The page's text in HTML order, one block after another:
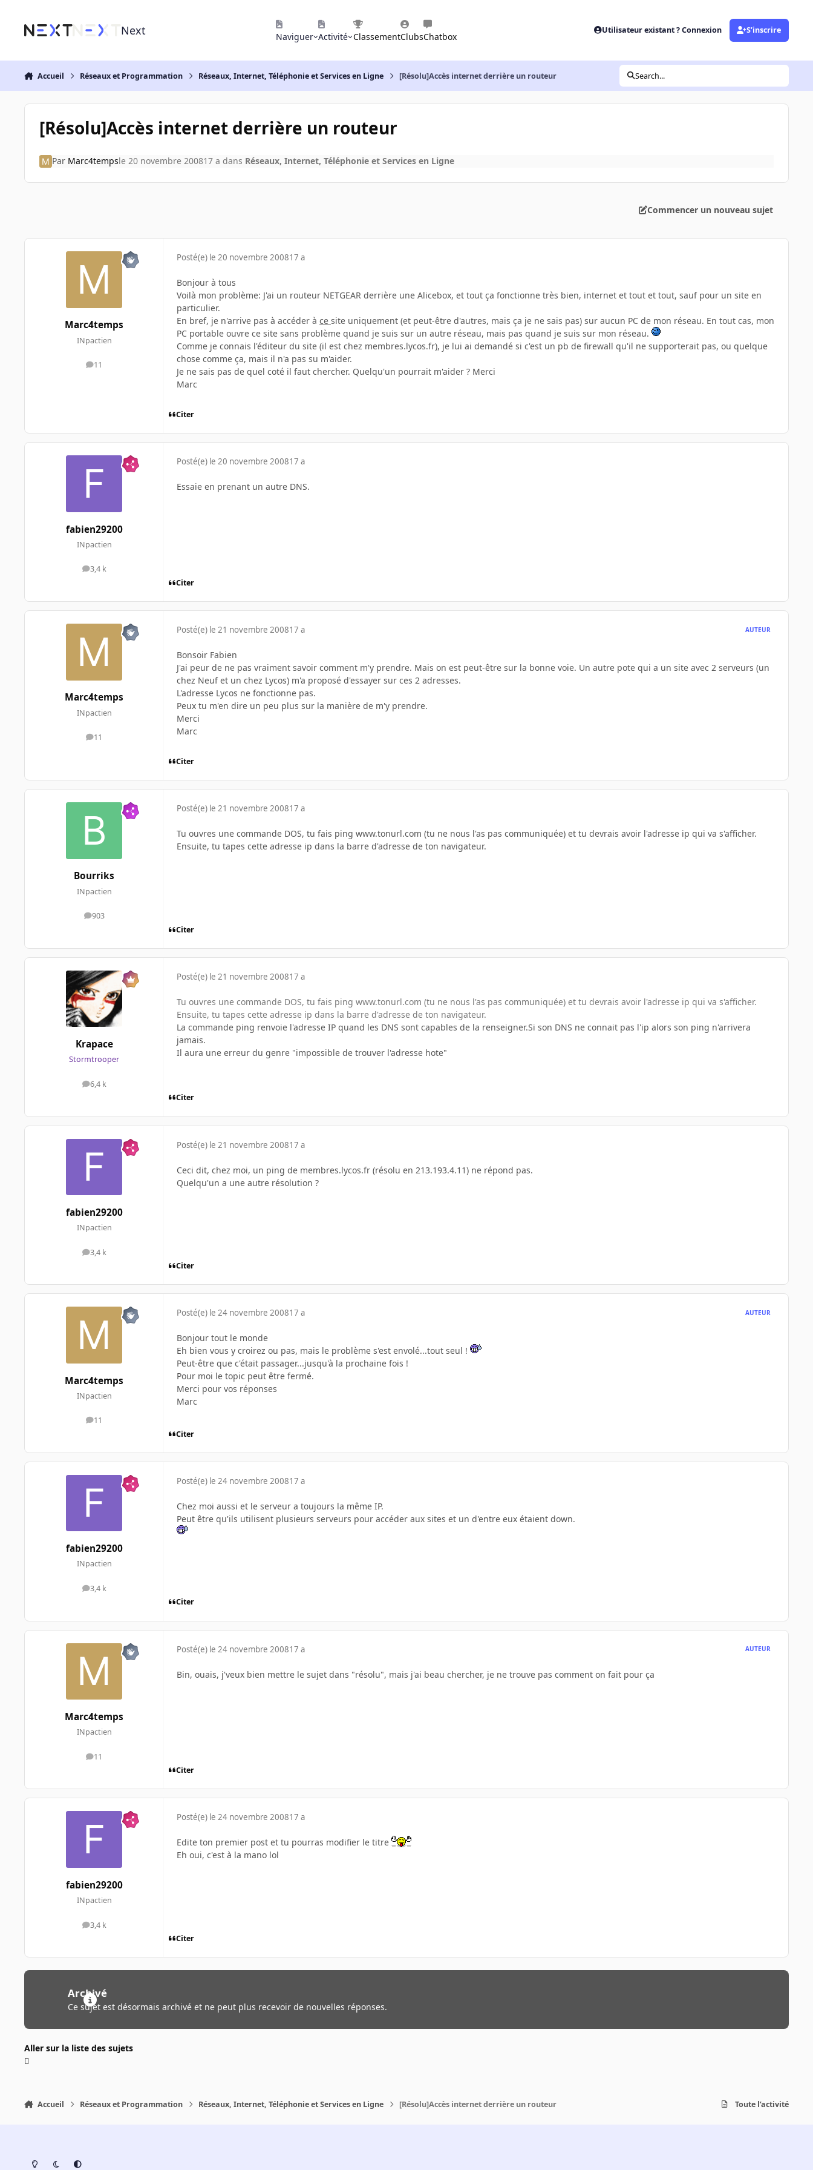
Next Naviguer Activité ClassementClubsChatbox
Utilisateur existant ? Connexion S’inscrire
Accueil Réseaux et Programmation Réseaux, Internet, Téléphonie et Services en Ligne [Résolu]Accès internet derrière un routeur Search...
[Résolu]Accès internet derrière un routeur
Par Marc4tempsle 20 novembre 200817 a dans Réseaux, Internet, Téléphonie et Services en Ligne
Commencer un nouveau sujet
Marc4temps
INpactien
11
messages
Posté(e) le 20 novembre 200817 a
Bonjour à tous
Voilà mon problème: J'ai un routeur NETGEAR derrière une Alicebox, et tout ça fonctionne très bien, internet et tout et tout, sauf pour un site en
particulier.
En bref, je n'arrive pas à accéder à ce site uniquement (et peut-être d'autres, mais ça je ne sais pas) sur aucun PC de mon réseau. En tout cas, mon
PC portable ouvre ce site sans problème quand je suis sur un autre réseau, mais pas quand je suis sur mon réseau.
Comme je connais l'éditeur du site (il est chez membres.lycos.fr), je lui ai demandé si c'est un pb de firewall qu'il ne supporterait pas, ou quelque
chose comme ça, mais il n'a pas su m'aider.
Je ne sais pas de quel coté il faut chercher. Quelqu'un pourrait m'aider ? Merci
Marc
Citer
fabien29200
INpactien
3,4 k
messages
Posté(e) le 20 novembre 200817 a
Essaie en prenant un autre DNS.
Citer
Marc4temps
INpactien
11
messages
Posté(e) le 21 novembre 200817 a AUTEUR
Bonsoir Fabien
J'ai peur de ne pas vraiment savoir comment m'y prendre. Mais on est peut-être sur la bonne voie. Un autre pote qui a un site avec 2 serveurs (un
chez Neuf et un chez Lycos) m'a proposé d'essayer sur ces 2 adresses.
L'adresse Lycos ne fonctionne pas.
Peux tu m'en dire un peu plus sur la manière de m'y prendre.
Merci
Marc
Citer
Bourriks
INpactien
903
messages
Posté(e) le 21 novembre 200817 a
Tu ouvres une commande DOS, tu fais ping www.tonurl.com (tu ne nous l'as pas communiquée) et tu devrais avoir l'adresse ip qui va s'afficher.
Ensuite, tu tapes cette adresse ip dans la barre d'adresse de ton navigateur.
Citer
Krapace
Stormtrooper
6,4 k
messages
Posté(e) le 21 novembre 200817 a
Tu ouvres une commande DOS, tu fais ping www.tonurl.com (tu ne nous l'as pas communiquée) et tu devrais avoir l'adresse ip qui va s'afficher.
Ensuite, tu tapes cette adresse ip dans la barre d'adresse de ton navigateur.
La commande ping renvoie l'adresse IP quand les DNS sont capables de la renseigner.Si son DNS ne connait pas l'ip alors son ping n'arrivera
jamais.
Il aura une erreur du genre "impossible de trouver l'adresse hote"
Citer
fabien29200
INpactien
3,4 k
messages
Posté(e) le 21 novembre 200817 a
Ceci dit, chez moi, un ping de membres.lycos.fr (résolu en 213.193.4.11) ne répond pas.
Quelqu'un a une autre résolution ?
Citer
Marc4temps
INpactien
11
messages
Posté(e) le 24 novembre 200817 a AUTEUR
Bonjour tout le monde
Eh bien vous y croirez ou pas, mais le problème s'est envolé...tout seul !
Peut-être que c'était passager...jusqu'à la prochaine fois !
Pour moi le topic peut être fermé.
Merci pour vos réponses
Marc
Citer
fabien29200
INpactien
3,4 k
messages
Posté(e) le 24 novembre 200817 a
Chez moi aussi et le serveur a toujours la même IP.
Peut être qu'ils utilisent plusieurs serveurs pour accéder aux sites et un d'entre eux étaient down.
Citer
Marc4temps
INpactien
11
messages
Posté(e) le 24 novembre 200817 a AUTEUR
Bin, ouais, j'veux bien mettre le sujet dans "résolu", mais j'ai beau chercher, je ne trouve pas comment on fait pour ça
Citer
fabien29200
INpactien
3,4 k
messages
Posté(e) le 24 novembre 200817 a
Edite ton premier post et tu pourras modifier le titre
Eh oui, c'est à la mano lol
Citer
Archivé
Ce sujet est désormais archivé et ne peut plus recevoir de nouvelles réponses.
Aller sur la liste des sujets
Accueil Réseaux et Programmation Réseaux, Internet, Téléphonie et Services en Ligne [Résolu]Accès internet derrière un routeur Toute l’activité
Light ModeDark ModeSystem Preference